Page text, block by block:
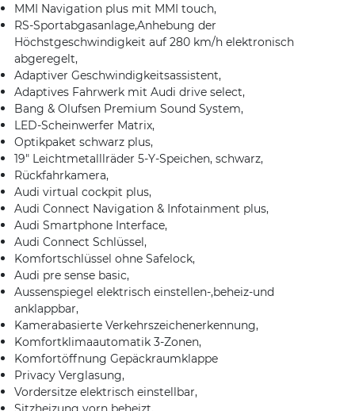
MMI Navigation plus mit MMI touch,
RS-Sportabgasanlage,Anhebung der
Höchstgeschwindigkeit auf 280 km/h elektronisch
abgeregelt,
Adaptiver Geschwindigkeitsassistent,
Adaptives Fahrwerk mit Audi drive select,
Bang & Olufsen Premium Sound System,
LED-Scheinwerfer Matrix,
Optikpaket schwarz plus,
19″ Leichtmetalllräder 5-Y-Speichen, schwarz,
Rückfahrkamera,
Audi virtual cockpit plus,
Audi Connect Navigation & Infotainment plus,
Audi Smartphone Interface,
Audi Connect Schlüssel,
Komfortschlüssel ohne Safelock,
Audi pre sense basic,
Aussenspiegel elektrisch einstellen-,beheiz-und
anklappbar,
Kamerabasierte Verkehrszeichenerkennung,
Komfortklimaautomatik 3-Zonen,
Komfortöffnung Gepäckraumklappe
Privacy Verglasung,
Vordersitze elektrisch einstellbar,